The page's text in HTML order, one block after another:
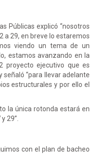
Públicas explicó “nosotros
a 29, en breve lo estaremos
viendo un tema de un
estamos avanzando en la
proyecto ejecutivo que es
señaló “para llevar adelante
estructurales y por ello el
la única rotonda estará en
29”.
con el plan de bacheo